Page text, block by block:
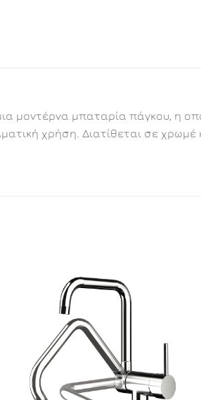
μοντέρνα μπαταρία πάγκου, η
χρήση. Διατίθεται σε χρωμέ